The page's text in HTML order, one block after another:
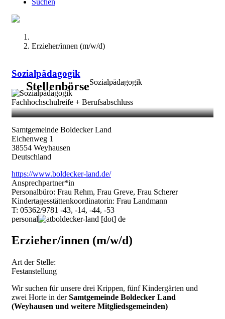
Suchen
Erzieher/innen (m/w/d)
Sozialpädagogik
ImageStellenbörseSozialpädagogik
Abschlussziel
Fachhochschulreife + Berufsabschluss
Samtgemeinde Boldecker Land
Eichenweg 1
38554 Weyhausen
Deutschland
https://www.boldecker-land.de/
Ansprechpartner*in
Personalbüro: Frau Rehm, Frau Greve, Frau Scherer
Kindertagesstättenkoordinatorin: Frau Landmann
T: 05362/9781 -43, -14, -44, -53
personal
boldecker-land [dot] de
Erzieher/innen (m/w/d)
Art der Stelle:
Festanstellung
Wir suchen für unsere drei Krippen, fünf Kindergärten und
zwei Horte in derSamtgemeinde Boldecker Land
(Weyhausen und weitere Mitgliedsgemeinden)